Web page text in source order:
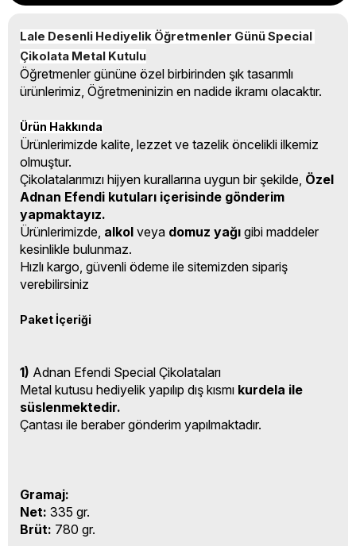
Lale Desenli Hediyelik Öğretmenler Günü Special
Çikolata Metal Kutulu
Öğretmenler gününe özel birbirinden şık tasarımlı
ürünlerimiz, Öğretmeninizin en nadide ikramı olacaktır.
Ürün Hakkında
Ürünlerimizde kalite, lezzet ve tazelik öncelikli ilkemiz
olmuştur.
Çikolatalarımızı hijyen kurallarına uygun bir şekilde, Özel
Adnan Efendi kutuları içerisinde gönderim
yapmaktayız.
Ürünlerimizde, alkol veya domuz yağı gibi maddeler
kesinlikle bulunmaz.
Hızlı kargo, güvenli ödeme ile sitemizden sipariş
verebilirsiniz
Paket İçeriği
1) Adnan Efendi Special Çikolataları
Metal kutusu hediyelik yapılıp dış kısmı kurdela ile
süslenmektedir.
Çantası ile beraber gönderim yapılmaktadır.
Gramaj:
Net: 335 gr.
Brüt: 780 gr.